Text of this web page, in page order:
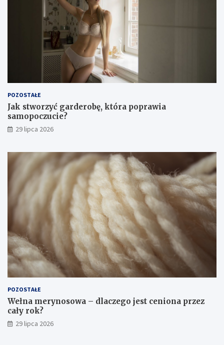
POZOSTAŁE
Jak stworzyć garderobę, która poprawia
samopoczucie?
29 lipca 2026
POZOSTAŁE
Wełna merynosowa – dlaczego jest ceniona przez
cały rok?
29 lipca 2026